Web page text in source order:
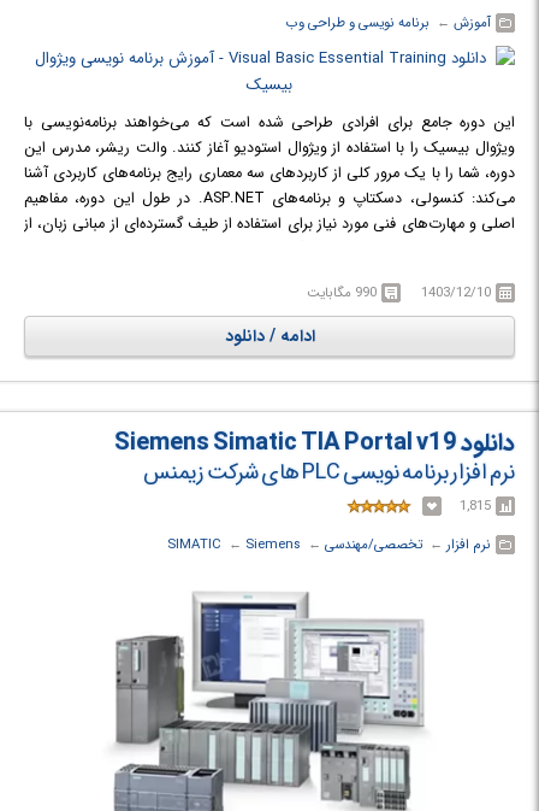
آموزش ← ‏ برنامه نویسی و طراحی وب
این دوره جامع برای افرادی طراحی شده است که می‌خواهند برنامه‌نویسی با
ویژوال بیسیک را با استفاده از ویژوال استودیو آغاز کنند. والت ریشر، مدرس این
دوره، شما را با یک مرور کلی از کاربردهای سه معماری رایج برنامه‌های کاربردی آشنا
می‌کند: کنسولی، دسکتاپ و برنامه‌های ASP.NET. در طول این دوره، مفاهیم
اصلی و مهارت‌های فنی مورد نیاز برای استفاده از طیف گسترده‌ای از مبانی زبان، از
ساخت انواع مختلف برنامه‌های کاربردی آشنا خواهید شد.
1403/12/10 990 مگابایت
ادامه / دانلود
دانلود Siemens Simatic TIA Portal v19
نرم افزار برنامه نویسی PLC های شرکت زیمنس
1,815
نرم افزار ← ‏تخصصی/مهندسی ← ‏
Siemens
← ‏
SIMATIC